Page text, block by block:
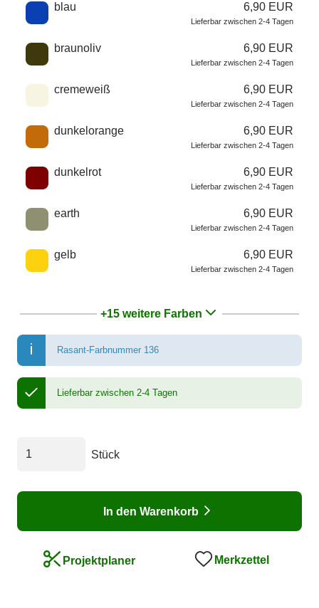
blau 6,90 EUR
Lieferbar zwischen 2-4 Tagen
braunoliv 6,90 EUR
Lieferbar zwischen 2-4 Tagen
cremeweiß 6,90 EUR
Lieferbar zwischen 2-4 Tagen
dunkelorange 6,90 EUR
Lieferbar zwischen 2-4 Tagen
dunkelrot 6,90 EUR
Lieferbar zwischen 2-4 Tagen
earth 6,90 EUR
Lieferbar zwischen 2-4 Tagen
gelb 6,90 EUR
Lieferbar zwischen 2-4 Tagen
+15 weitere Farben
Rasant-Farbnummer 136
Lieferbar zwischen 2-4 Tagen
Stück
In den Warenkorb
Projektplaner Merkzettel